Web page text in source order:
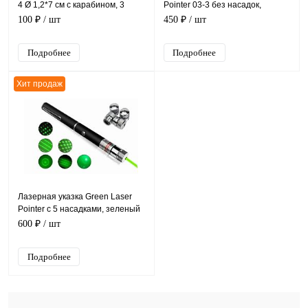
4 Ø 1,2*7 см с карабином, 3
LR44
100 ₽ / шт
Подробнее
Pointer 03-3 без насадок,
красный луч
450 ₽ / шт
Подробнее
Хит продаж
Лазерная указка Green Laser
Pointer с 5 насадками, зеленый
луч
600 ₽ / шт
Подробнее